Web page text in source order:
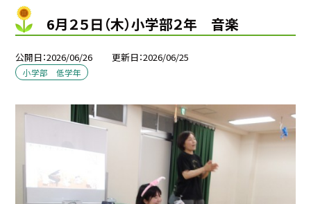
6月２５日（木）小学部２年 音楽
公開日 2026/06/26 更新日 2026/06/25
小学部 低学年